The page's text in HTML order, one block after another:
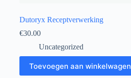
Dutoryx Receptverwerking
€30.00
Uncategorized
Toevoegen aan winkelwagen